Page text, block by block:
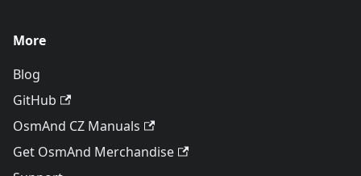
More
Blog
GitHub
OsmAnd CZ Manuals
Get OsmAnd Merchandise